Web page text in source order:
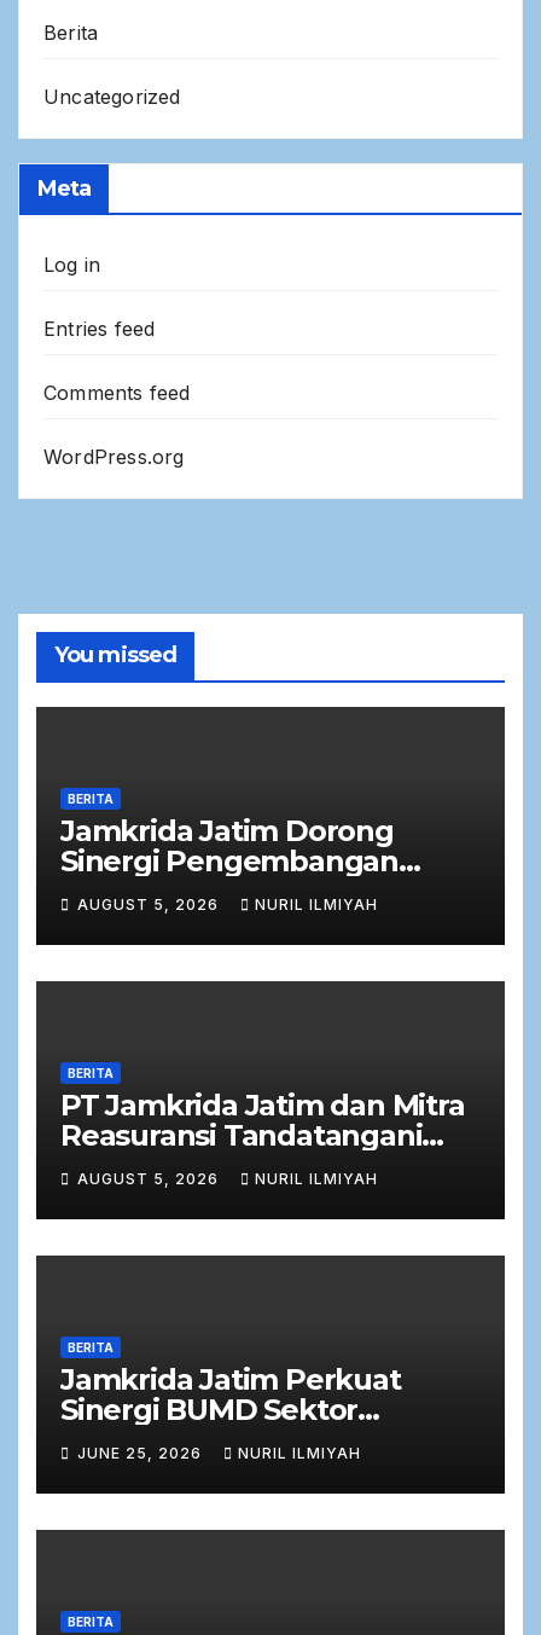
Berita
Uncategorized
Meta
Log in
Entries feed
Comments feed
WordPress.org
You missed
BERITA
Jamkrida Jatim Dorong
Sinergi Pengembangan
Potensi Petani Cabai
bersama Bank Jatim
AUGUST 5, 2026 NURIL ILMIYAH
BERITA
PT Jamkrida Jatim dan Mitra
Reasuransi Tandatangani
Perjanjian Facultative
Obligatory 2026
AUGUST 5, 2026 NURIL ILMIYAH
BERITA
Jamkrida Jatim Perkuat
Sinergi BUMD Sektor
Keuangan dalam Rapat Kerja
Bersama Komisi C DPRD
Jawa Timur
JUNE 25, 2026 NURIL ILMIYAH
BERITA